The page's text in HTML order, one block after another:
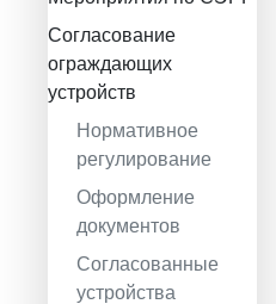
Согласование
ограждающих
устройств
Нормативное
регулирование
Оформление
документов
Согласованные
устройства